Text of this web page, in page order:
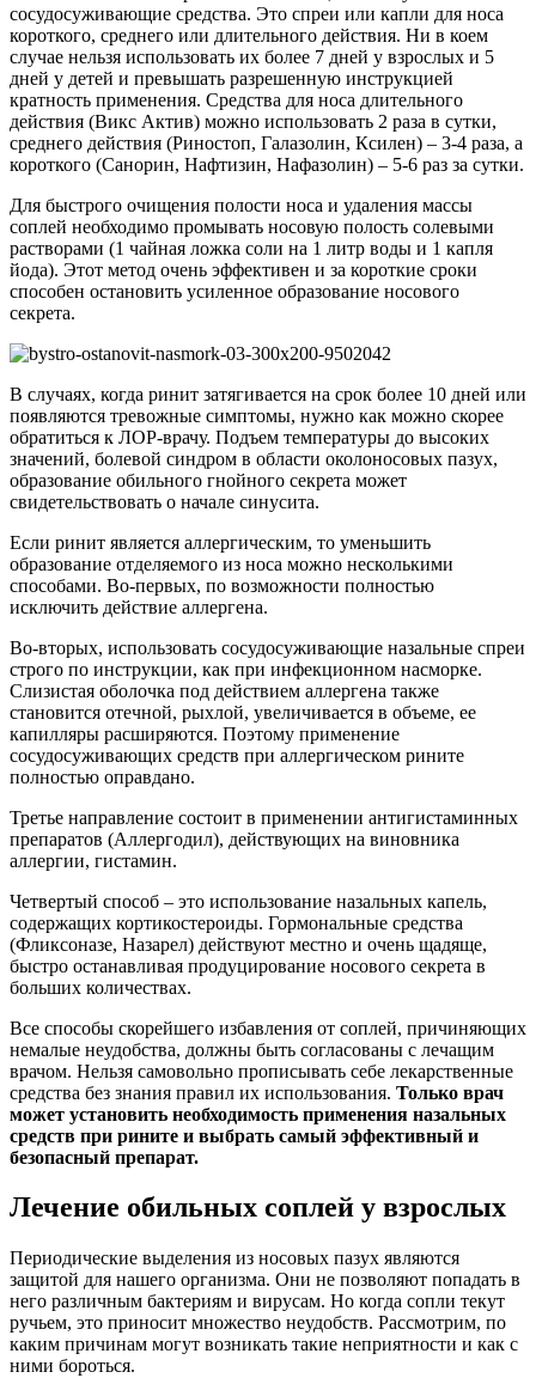
сосудосуживающие средства. Это спреи или капли для носа
короткого, среднего или длительного действия. Ни в коем
случае нельзя использовать их более 7 дней у взрослых и 5
дней у детей и превышать разрешенную инструкцией
кратность применения. Средства для носа длительного
действия (Викс Актив) можно использовать 2 раза в сутки,
среднего действия (Риностоп, Галазолин, Ксилен) – 3-4 раза, а
короткого (Санорин, Нафтизин, Нафазолин) – 5-6 раз за сутки.
Для быстрого очищения полости носа и удаления массы
соплей необходимо промывать носовую полость солевыми
растворами (1 чайная ложка соли на 1 литр воды и 1 капля
йода). Этот метод очень эффективен и за короткие сроки
способен остановить усиленное образование носового
секрета.
В случаях, когда ринит затягивается на срок более 10 дней или
появляются тревожные симптомы, нужно как можно скорее
обратиться к ЛОР-врачу. Подъем температуры до высоких
значений, болевой синдром в области околоносовых пазух,
образование обильного гнойного секрета может
свидетельствовать о начале синусита.
Если ринит является аллергическим, то уменьшить
образование отделяемого из носа можно несколькими
способами. Во-первых, по возможности полностью
исключить действие аллергена.
Во-вторых, использовать сосудосуживающие назальные спреи
строго по инструкции, как при инфекционном насморке.
Слизистая оболочка под действием аллергена также
становится отечной, рыхлой, увеличивается в объеме, ее
капилляры расширяются. Поэтому применение
сосудосуживающих средств при аллергическом рините
полностью оправдано.
Третье направление состоит в применении антигистаминных
препаратов (Аллергодил), действующих на виновника
аллергии, гистамин.
Четвертый способ – это использование назальных капель,
содержащих кортикостероиды. Гормональные средства
(Фликсоназе, Назарел) действуют местно и очень щадяще,
быстро останавливая продуцирование носового секрета в
больших количествах.
Все способы скорейшего избавления от соплей, причиняющих
немалые неудобства, должны быть согласованы с лечащим
врачом. Нельзя самовольно прописывать себе лекарственные
средства без знания правил их использования. Только врач
может установить необходимость применения назальных
средств при рините и выбрать самый эффективный и
безопасный препарат.
Лечение обильных соплей у взрослых
Периодические выделения из носовых пазух являются
защитой для нашего организма. Они не позволяют попадать в
него различным бактериям и вирусам. Но когда сопли текут
ручьем, это приносит множество неудобств. Рассмотрим, по
каким причинам могут возникать такие неприятности и как с
ними бороться.